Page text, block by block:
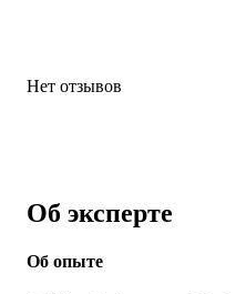
Нет отзывов
Об эксперте
Об опыте